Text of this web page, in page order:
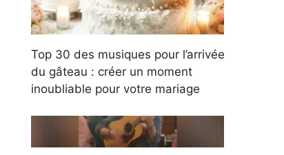
Top 30 des musiques pour l’arrivée
du gâteau : créer un moment
inoubliable pour votre mariage